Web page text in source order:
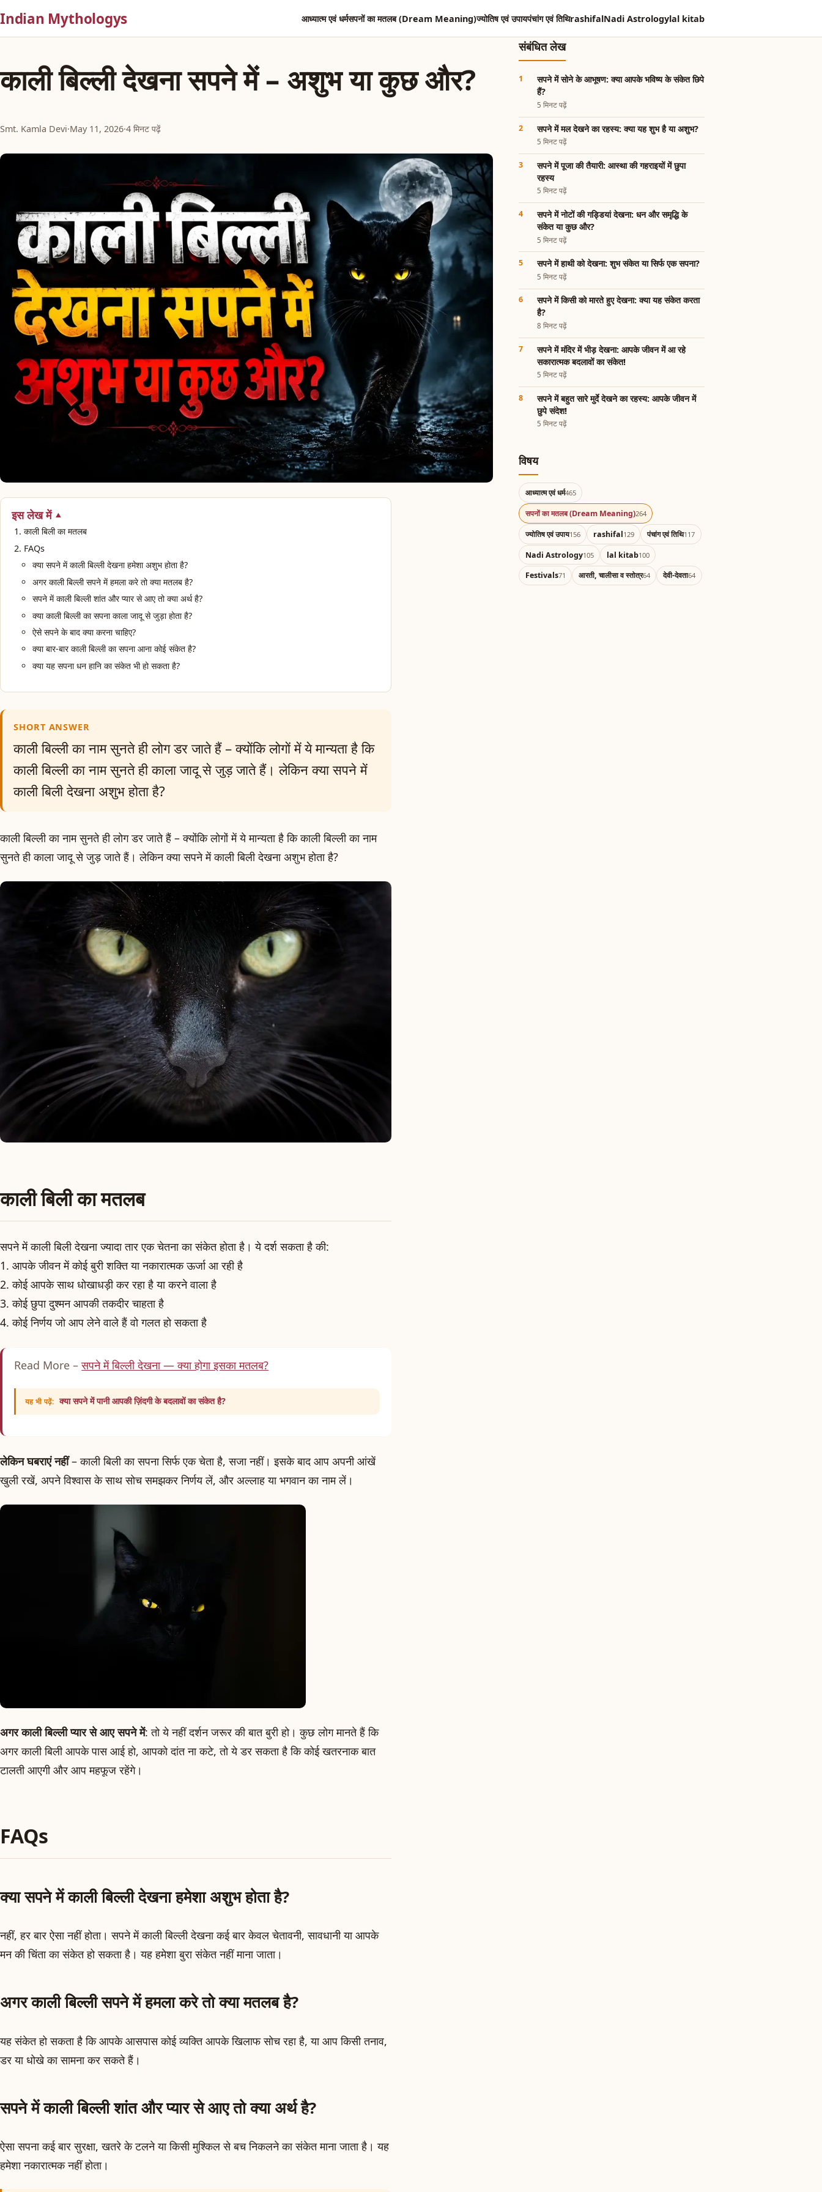
Indian Mythologys आध्यात्म एवं धर्मसपनों का मतलब (Dream Meaning)ज्योतिष एवं उपायपंचांग एवं तिथिrashifalNadi Astrologylal kitab
काली बिल्ली देखना सपने में – अशुभ या कुछ और?
Smt. Kamla Devi·May 11, 2026·4 मिनट पढ़ें
इस लेख में
काली बिली का मतलब
FAQs
क्या सपने में काली बिल्ली देखना हमेशा अशुभ होता है?
अगर काली बिल्ली सपने में हमला करे तो क्या मतलब है?
सपने में काली बिल्ली शांत और प्यार से आए तो क्या अर्थ है?
क्या काली बिल्ली का सपना काला जादू से जुड़ा होता है?
ऐसे सपने के बाद क्या करना चाहिए?
क्या बार-बार काली बिल्ली का सपना आना कोई संकेत है?
क्या यह सपना धन हानि का संकेत भी हो सकता है?
SHORT ANSWER
काली बिल्ली का नाम सुनते ही लोग डर जाते हैं – क्योंकि लोगों में ये मान्यता है कि
काली बिल्ली का नाम सुनते ही काला जादू से जुड़ जाते हैं। लेकिन क्या सपने में
काली बिली देखना अशुभ होता है?
काली बिल्ली का नाम सुनते ही लोग डर जाते हैं – क्योंकि लोगों में ये मान्यता है कि काली बिल्ली का नाम
सुनते ही काला जादू से जुड़ जाते हैं। लेकिन क्या सपने में काली बिली देखना अशुभ होता है?
काली बिली का मतलब
सपने में काली बिली देखना ज्यादा तार एक चेतना का संकेत होता है। ये दर्श सकता है की:
1. आपके जीवन में कोई बुरी शक्ति या नकारात्मक ऊर्जा आ रही है
2. कोई आपके साथ धोखाधड़ी कर रहा है या करने वाला है
3. कोई छुपा दुश्मन आपकी तकदीर चाहता है
4. कोई निर्णय जो आप लेने वाले हैं वो गलत हो सकता है
Read More –सपने में बिल्ली देखना — क्या होगा इसका मतलब?
यह भी पढ़ें: क्या सपने में पानी आपकी ज़िंदगी के बदलावों का संकेत है?
लेकिन घबराएं नहीं– काली बिली का सपना सिर्फ एक चेता है, सजा नहीं। इसके बाद आप अपनी आंखें
खुली रखें, अपने विश्वास के साथ सोच समझकर निर्णय लें, और अल्लाह या भगवान का नाम लें।
अगर काली बिल्ली प्यार से आए सपने में: तो ये नहीं दर्शन जरूर की बात बुरी हो। कुछ लोग मानते हैं कि
अगर काली बिली आपके पास आई हो, आपको दांत ना कटे, तो ये डर सकता है कि कोई खतरनाक बात
टालती आएगी और आप महफूज रहेंगे।
FAQs
क्या सपने में काली बिल्ली देखना हमेशा अशुभ होता है?
नहीं, हर बार ऐसा नहीं होता। सपने में काली बिल्ली देखना कई बार केवल चेतावनी, सावधानी या आपके
मन की चिंता का संकेत हो सकता है। यह हमेशा बुरा संकेत नहीं माना जाता।
अगर काली बिल्ली सपने में हमला करे तो क्या मतलब है?
यह संकेत हो सकता है कि आपके आसपास कोई व्यक्ति आपके खिलाफ सोच रहा है, या आप किसी तनाव,
डर या धोखे का सामना कर सकते हैं।
सपने में काली बिल्ली शांत और प्यार से आए तो क्या अर्थ है?
ऐसा सपना कई बार सुरक्षा, खतरे के टलने या किसी मुश्किल से बच निकलने का संकेत माना जाता है। यह
हमेशा नकारात्मक नहीं होता।
संबंधित लेख
सपने में सोने के आभूषण: क्या आपके भविष्य के संकेत छिपे
हैं?
5 मिनट पढ़ें
सपने में मल देखने का रहस्य: क्या यह शुभ है या अशुभ?
5 मिनट पढ़ें
सपने में पूजा की तैयारी: आस्था की गहराइयों में छुपा
रहस्य
5 मिनट पढ़ें
सपने में नोटों की गड्डियां देखना: धन और समृद्धि के
संकेत या कुछ और?
5 मिनट पढ़ें
सपने में हाथी को देखना: शुभ संकेत या सिर्फ एक सपना?
5 मिनट पढ़ें
सपने में किसी को मारते हुए देखना: क्या यह संकेत करता
है?
8 मिनट पढ़ें
सपने में मंदिर में भीड़ देखना: आपके जीवन में आ रहे
सकारात्मक बदलावों का संकेत!
5 मिनट पढ़ें
सपने में बहुत सारे मुर्दे देखने का रहस्य: आपके जीवन में
छुपे संदेश!
5 मिनट पढ़ें
विषय
आध्यात्म एवं धर्म465
सपनों का मतलब (Dream Meaning)264
ज्योतिष एवं उपाय156 rashifal129 पंचांग एवं तिथि117
Nadi Astrology105 lal kitab100
Festivals71 आरती, चालीसा व स्तोत्र64 देवी-देवता64